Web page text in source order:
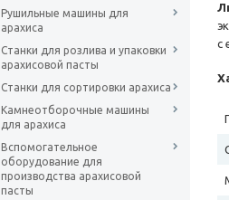
Рушильные машины для
арахиса
Станки для розлива и упаковки
арахисовой пасты
Станки для сортировки арахиса
Камнеотборочные машины
для арахиса
Вспомогательное
оборудование для
производства арахисовой
пасты
с